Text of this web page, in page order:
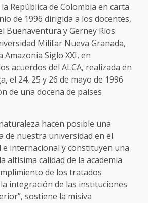
República de Colombia en carta
de 1996 dirigida a los docentes,
Buenaventura y Gerney Ríos
Militar Nueva Granada,
Amazonia Siglo XXI, en
acuerdos del ALCA, realizada en
el 24, 25 y 26 de mayo de 1996
de una docena de países
hacen posible una
de nuestra universidad en el
internacional y constituyen una
altísima calidad de la academia
de los tratados
integración de las instituciones
sostiene la misiva